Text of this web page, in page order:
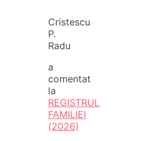
Cristescu
P.
Radu
a
comentat
la
REGISTRUL
FAMILIEI
(2026)